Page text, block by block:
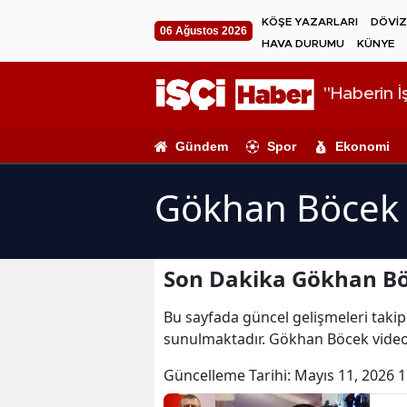
06 Ağustos 2026
KÖŞE YAZARLARI
HAVA DURUMU
KÜNYE
"Haberin
Gündem Spor Ekonomi
Gökhan
Son Dakika Gökhan
Bu sayfada güncel gelişmeleri
sunulmaktadır. Gökhan Böcek
Güncelleme Tarihi: Mayıs 11, 2026